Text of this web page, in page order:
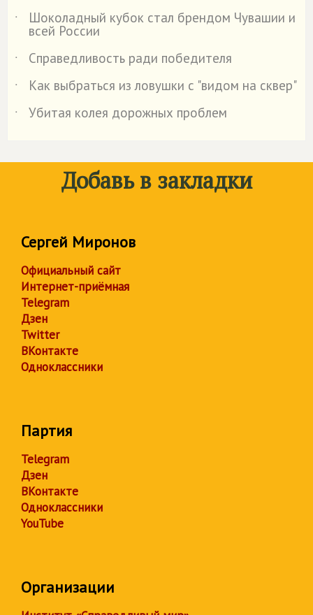
˙
Шоколадный кубок стал брендом Чувашии и
всей России
˙
Справедливость ради победителя
˙
Как выбраться из ловушки с "видом на сквер"
˙
Убитая колея дорожных проблем
Добавь в закладки
Сергей Миронов
Официальный сайт
Интернет-приёмная
Telegram
Дзен
Twitter
ВКонтакте
Одноклассники
Партия
Telegram
Дзен
ВКонтакте
Одноклассники
YouTube
Организации